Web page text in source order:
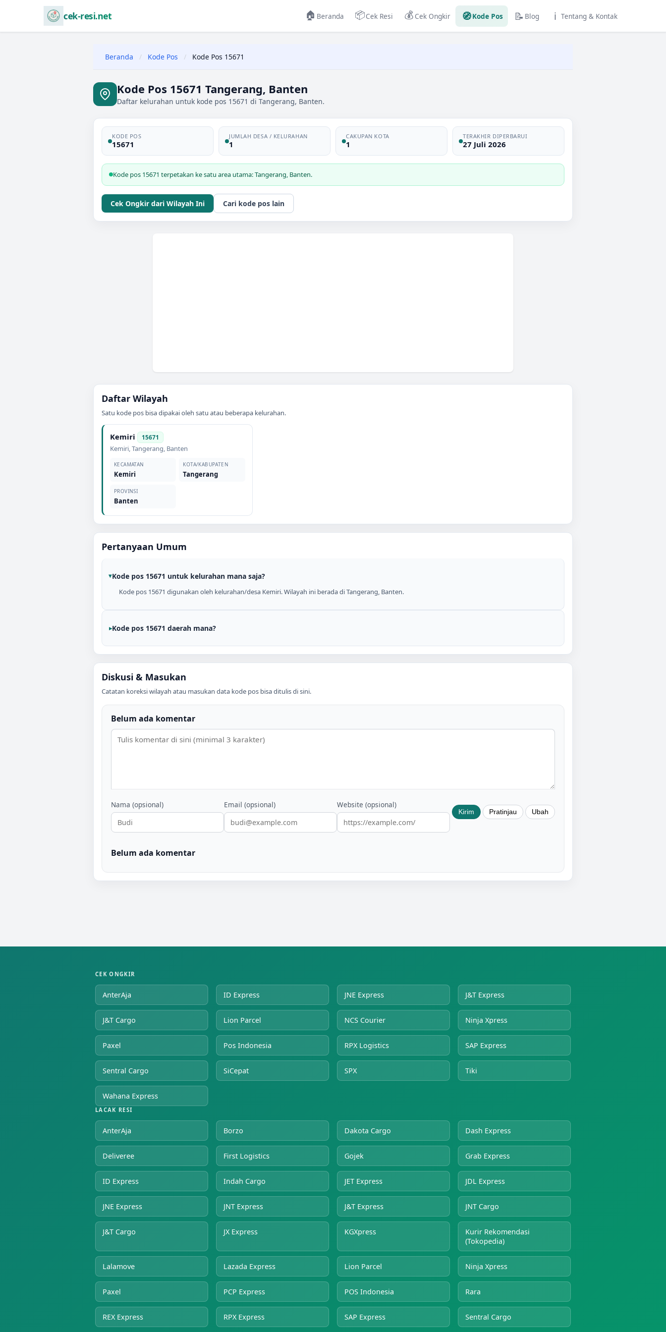
cek-resi.net 🏠 Beranda 📦Cek Resi 💰 Cek Ongkir 🧭Kode Pos 📝 Blog ℹ️ Tentang & Kontak
Beranda / Kode Pos / Kode Pos 15671
Kode Pos 15671 Tangerang, Banten
Daftar kelurahan untuk kode pos 15671 di Tangerang, Banten.
KODE POS
15671
JUMLAH DESA / KELURAHAN
1
CAKUPAN KOTA
1
TERAKHIR DIPERBARUI
27 Juli 2026
Kode pos 15671 terpetakan ke satu area utama: Tangerang, Banten.
Cek Ongkir dari Wilayah Ini Cari kode pos lain
Daftar Wilayah
Satu kode pos bisa dipakai oleh satu atau beberapa kelurahan.
Kemiri 15671
Kemiri,Tangerang, Banten
KECAMATAN
Kemiri
KOTA/KABUPATEN
Tangerang
PROVINSI
Banten
Pertanyaan Umum
Kode pos 15671 untuk kelurahan mana saja?
Kode pos 15671 digunakan oleh kelurahan/desa Kemiri. Wilayah ini berada di Tangerang, Banten.
Kode pos 15671 daerah mana?
Diskusi & Masukan
Catatan koreksi wilayah atau masukan data kode pos bisa ditulis di sini.
Belum ada komentar
Nama (opsional) Email (opsional) Website (opsional)
Belum ada komentar
CEK ONGKIR
AnterAja ID Express JNE Express J&T Express
J&T Cargo Lion Parcel NCS Courier Ninja Xpress
Paxel Pos Indonesia RPX Logistics SAP Express
Sentral Cargo SiCepat SPX Tiki
Wahana Express
LACAK RESI
AnterAja Borzo Dakota Cargo Dash Express
Deliveree First Logistics Gojek Grab Express
ID Express Indah Cargo JET Express JDL Express
JNE Express JNT Express J&T Express JNT Cargo
J&T Cargo JX Express KGXpress
Kurir Rekomendasi
(Tokopedia)
Lalamove Lazada Express Lion Parcel Ninja Xpress
Paxel PCP Express POS Indonesia Rara
REX Express RPX Express SAP Express Sentral Cargo